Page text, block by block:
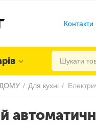
Контакти
/ Для кухні /